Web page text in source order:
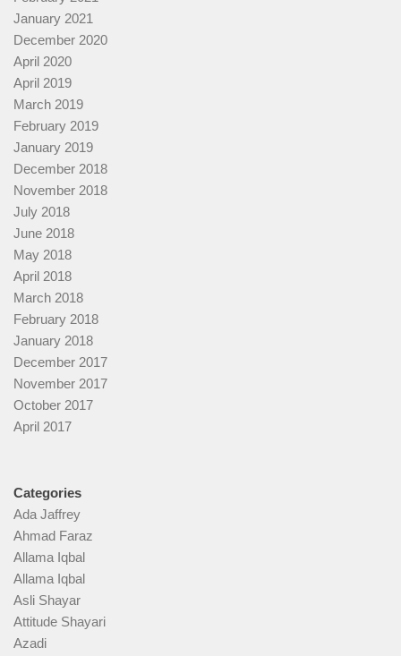
January 2021
December 2020
April 2020
April 2019
March 2019
February 2019
January 2019
December 2018
November 2018
July 2018
June 2018
May 2018
April 2018
March 2018
February 2018
January 2018
December 2017
November 2017
October 2017
April 2017
Categories
Ada Jaffrey
Ahmad Faraz
Allama Iqbal
Allama Iqbal
Asli Shayar
Attitude Shayari
Azadi